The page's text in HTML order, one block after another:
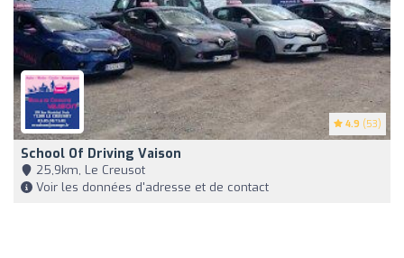
4.9 (53)
School Of Driving Vaison
25,9km, Le Creusot
Voir les données d'adresse et de contact